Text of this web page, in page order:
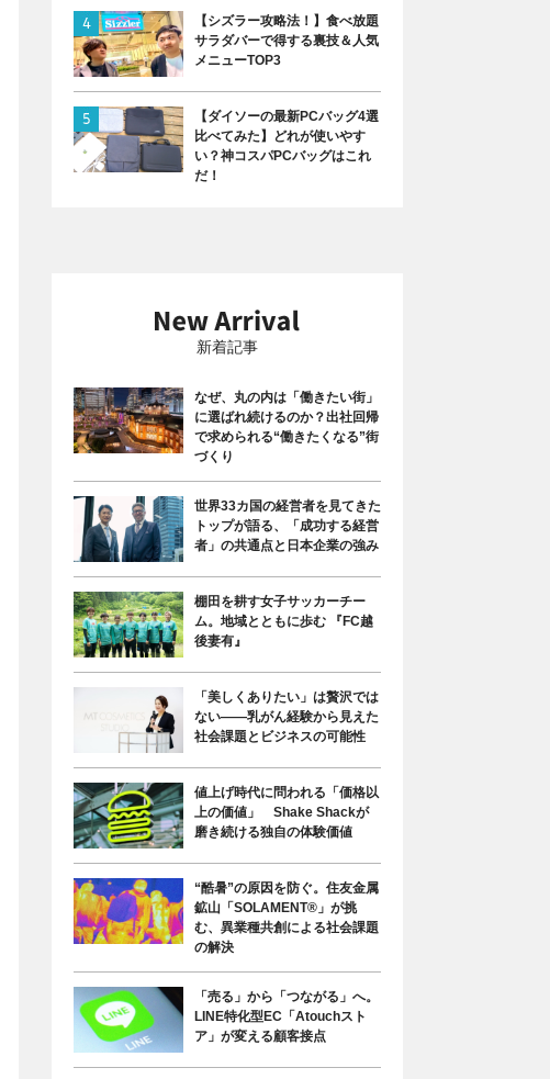
【シズラー攻略法！】食べ放題
サラダバーで得する裏技＆人気
メニューTOP3
【ダイソーの最新PCバッグ4選
比べてみた】どれが使いやす
い？神コスパPCバッグはこれ
だ！
新着記事
なぜ、丸の内は「働きたい街」
に選ばれ続けるのか？出社回帰
で求められる“働きたくなる”街
づくり
世界33カ国の経営者を見てきた
トップが語る、「成功する経営
者」の共通点と日本企業の強み
棚田を耕す女子サッカーチー
ム。地域とともに歩む 『FC越
後妻有』
「美しくありたい」は贅沢では
ない――乳がん経験から見えた
社会課題とビジネスの可能性
値上げ時代に問われる「価格以
上の価値」 Shake Shackが
磨き続ける独自の体験価値
“酷暑”の原因を防ぐ。住友金属
鉱山「SOLAMENT®」が挑
む、異業種共創による社会課題
の解決
「売る」から「つながる」へ。
LINE特化型EC「Atouchスト
ア」が変える顧客接点